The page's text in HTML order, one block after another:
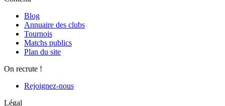
Blog
Annuaire des clubs
Tournois
Matchs publics
Plan du site
On recrute !
Rejoignez-nous
Légal